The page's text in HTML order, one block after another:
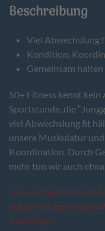
Beschreibung
Viel Abwechslung
Kondition,
Gemeinsam
50+ Fitness kennt
Sportstunde, die
viel Abwechslung fit
unsere Muskulatur
Koordination. Durch
mehr tun wir auch
“Unsere Sportstunde
Abwechslung
Mießlinger